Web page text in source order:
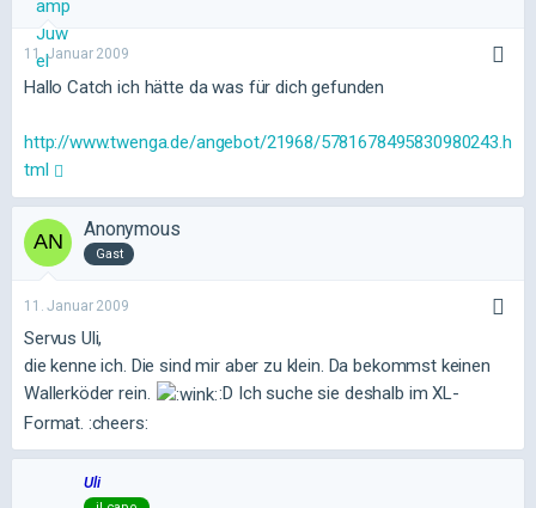
11. Januar 2009
Hallo Catch ich hätte da was für dich gefunden
http://www.twenga.de/angebot/21968/5781678495830980243.h
tml
Anonymous
Gast
11. Januar 2009
Servus Uli,
die kenne ich. Die sind mir aber zu klein. Da bekommst keinen
Wallerköder rein.
:D Ich suche sie deshalb im XL-
Format. :cheers:
Uli